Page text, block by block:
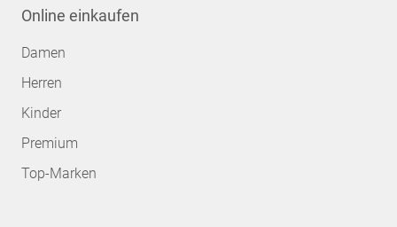
Online einkaufen
Damen
Herren
Kinder
Premium
Top-Marken